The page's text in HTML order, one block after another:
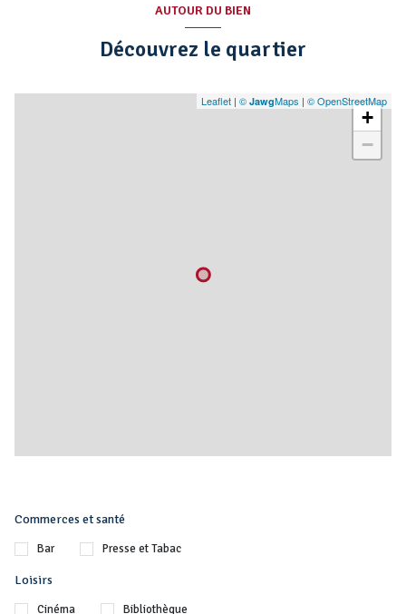
AUTOUR DU BIEN
Découvrez le quartier
+
−
Leaflet | © JawgMaps | © OpenStreetMap
Commerces et santé
Bar Presse et Tabac
Loisirs
Cinéma Bibliothèque